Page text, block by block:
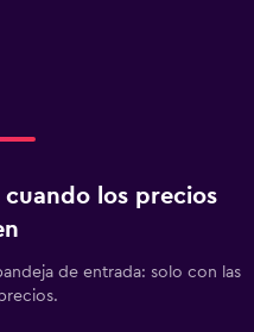
los precios
de entrada: solo con las